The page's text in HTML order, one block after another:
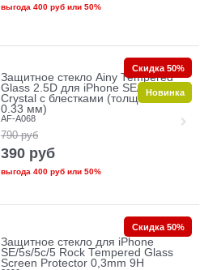
выгода 400 рубили 50%
Защитное стекло Ainy Tempered
Glass 2.5D для iPhone SE/5/5c/5s
Crystal с блестками (толщина
0.33 мм)
AF-A068
790 руб
390 руб
выгода 400 рубили 50%
Скидка 50%
Новинка
Защитное стекло для iPhone
SE/5s/5с/5 Rock Tempered Glass
Screen Protector 0,3mm 9H
Скидка 50%